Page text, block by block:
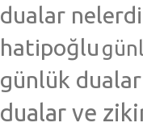
dualar
hatipoğlu
günlük
dualar ve